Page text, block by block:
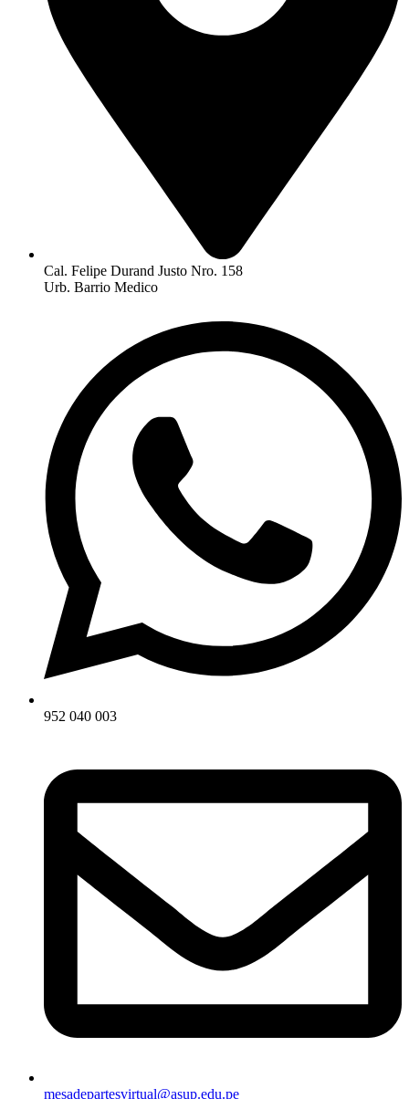
Cal. Felipe Durand Justo Nro. 158
Urb. Barrio Medico
952 040 003
mesadepartesvirtual@asup.edu.pe